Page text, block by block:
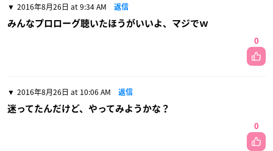
2016年8月26日 at 9:34 AM 返信
みんなプロローグ聴いたほうがいいよ、マジでｗ
0
2016年8月26日 at 10:06 AM 返信
迷ってたんだけど、やってみようかな？
0